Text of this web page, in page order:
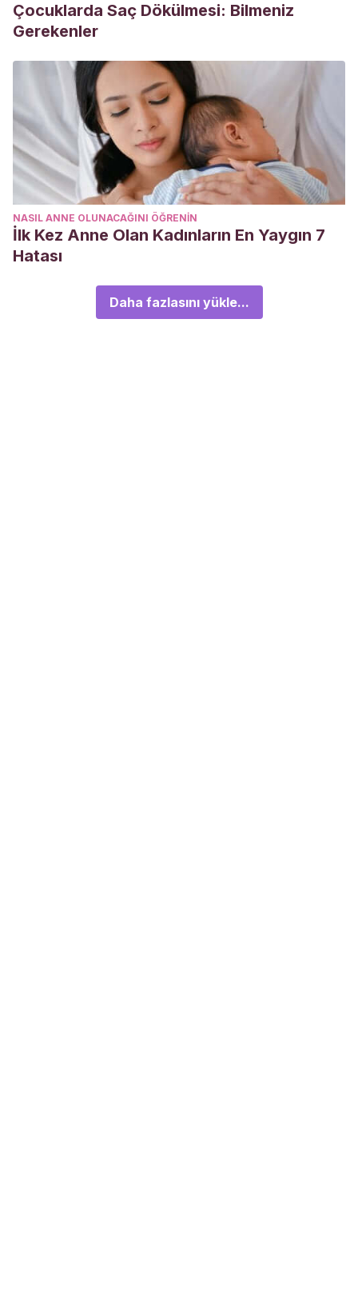
Çocuklarda Saç Dökülmesi: Bilmeniz
Gerekenler
NASIL ANNE OLUNACAĞINI ÖĞRENIN
İlk Kez Anne Olan Kadınların En Yaygın 7
Hatası
Daha fazlasını yükle...